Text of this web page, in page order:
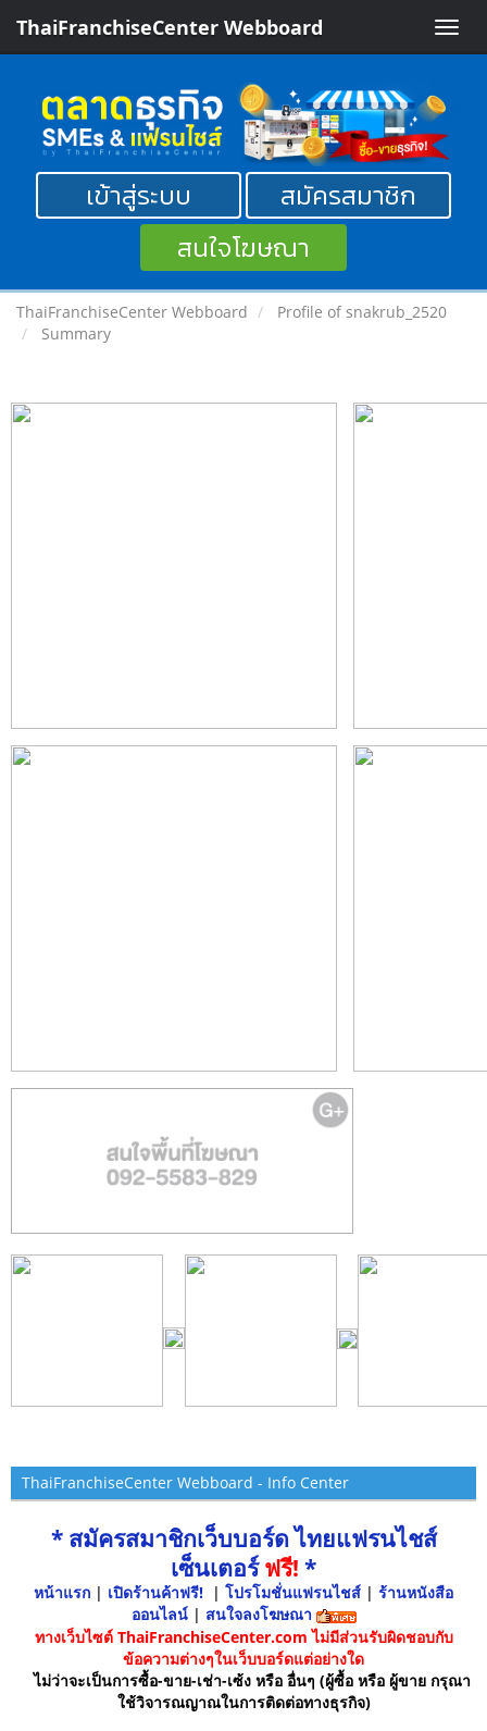
Toggle
ThaiFranchiseCenter Webboard
เข้าสู่ระบบ
สมัครสมาชิก
สนใจโฆษณา
ThaiFranchiseCenter Webboard
Profile of snakrub_2520
Summary
ThaiFranchiseCenter Webboard - Info Center
* สมัครสมาชิกเว็บบอร์ด ไทยแฟรนไชส์
เซ็นเตอร์ฟรี! *
หน้าแรก | เปิดร้านค้าฟรี! | โปรโมชั่นแฟรนไชส์ | ร้านหนังสือ
ออนไลน์ | สนใจลงโฆษณา
ทางเว็บไซต์ ThaiFranchiseCenter.com ไม่มีส่วนรับผิดชอบกับ
ข้อความต่างๆในเว็บบอร์ดแต่อย่างใด
ไม่ว่าจะเป็นการซื้อ-ขาย-เช่า-เซ้ง หรือ อื่นๆ (ผู้ซื้อ หรือ ผู้ขาย กรุณา
ใช้วิจารณญาณในการติดต่อทางธุรกิจ)